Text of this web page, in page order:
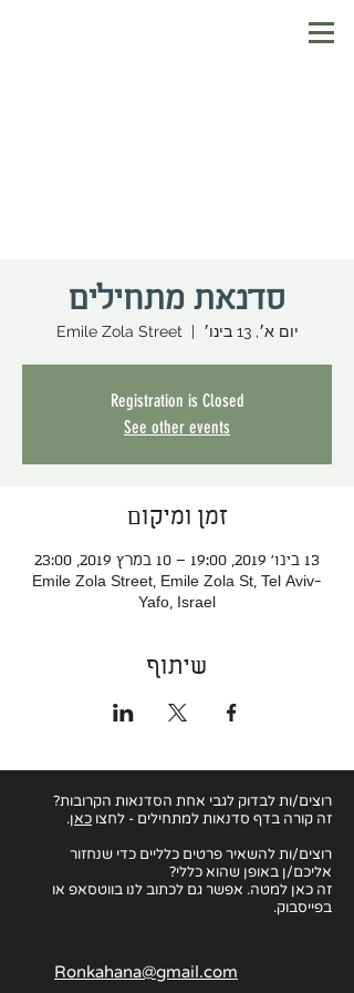
סדנאת מתחילים
יום א׳, 13 בינו׳
  |
Emile Zola Street
Registration is Closed
See other events
זמן ומיקום
13 בינו׳ 2019, 19:00 – 10 במרץ 2019, 23:00
Emile Zola Street, Emile Zola St, Tel Aviv-
Yafo, Israel
שיתוף
רוצים/ות לבדוק לגבי אחת הסדנאות הקרובות?
זה קורה בדף סדנאות למתחילים - לחצו כאן.
רוצים/ות להשאיר פרטים כלליים כדי שנחזור
אליכם/ן באופן שהוא כללי?
זה כאן למטה. אפשר גם לכתוב לנו בווטסאפ או
בפייסבוק.
Ronkahana@gmail.com